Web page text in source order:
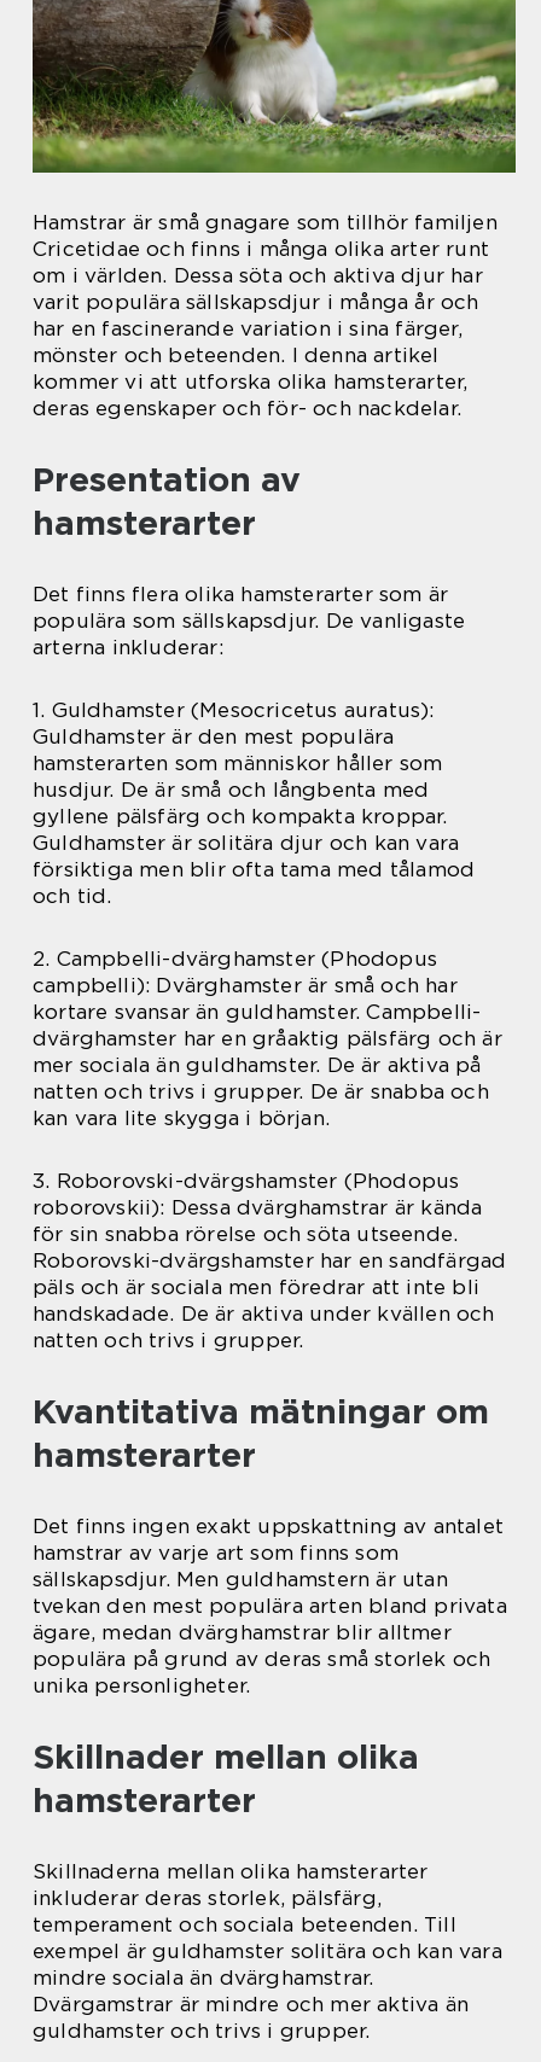
Hamstrar är små gnagare som tillhör familjen
Cricetidae och finns i många olika arter runt
om i världen. Dessa söta och aktiva djur har
varit populära sällskapsdjur i många år och
har en fascinerande variation i sina färger,
mönster och beteenden. I denna artikel
kommer vi att utforska olika hamsterarter,
deras egenskaper och för- och nackdelar.
Presentation av
hamsterarter
Det finns flera olika hamsterarter som är
populära som sällskapsdjur. De vanligaste
arterna inkluderar:
1. Guldhamster (Mesocricetus auratus):
Guldhamster är den mest populära
hamsterarten som människor håller som
husdjur. De är små och långbenta med
gyllene pälsfärg och kompakta kroppar.
Guldhamster är solitära djur och kan vara
försiktiga men blir ofta tama med tålamod
och tid.
2. Campbelli-dvärghamster (Phodopus
campbelli): Dvärghamster är små och har
kortare svansar än guldhamster. Campbelli-
dvärghamster har en gråaktig pälsfärg och är
mer sociala än guldhamster. De är aktiva på
natten och trivs i grupper. De är snabba och
kan vara lite skygga i början.
3. Roborovski-dvärgshamster (Phodopus
roborovskii): Dessa dvärghamstrar är kända
för sin snabba rörelse och söta utseende.
Roborovski-dvärgshamster har en sandfärgad
päls och är sociala men föredrar att inte bli
handskadade. De är aktiva under kvällen och
natten och trivs i grupper.
Kvantitativa mätningar om
hamsterarter
Det finns ingen exakt uppskattning av antalet
hamstrar av varje art som finns som
sällskapsdjur. Men guldhamstern är utan
tvekan den mest populära arten bland privata
ägare, medan dvärghamstrar blir alltmer
populära på grund av deras små storlek och
unika personligheter.
Skillnader mellan olika
hamsterarter
Skillnaderna mellan olika hamsterarter
inkluderar deras storlek, pälsfärg,
temperament och sociala beteenden. Till
exempel är guldhamster solitära och kan vara
mindre sociala än dvärghamstrar.
Dvärgamstrar är mindre och mer aktiva än
guldhamster och trivs i grupper.